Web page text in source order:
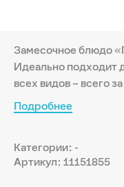
Замесочное блюдо
Идеально подходит
всех видов – всего
Подробнее
Категории: -
Артикул: 11151855